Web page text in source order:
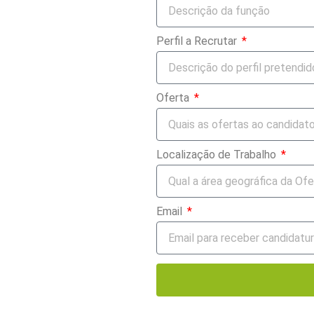
Perfil a Recrutar
Oferta
Localização de Trabalho
Email